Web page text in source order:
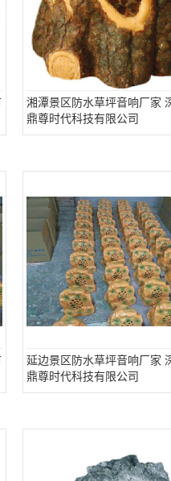
湘潭景区防水草坪音响厂家
鼎尊时代科技有限公司
延边景区防水草坪音响厂家
鼎尊时代科技有限公司